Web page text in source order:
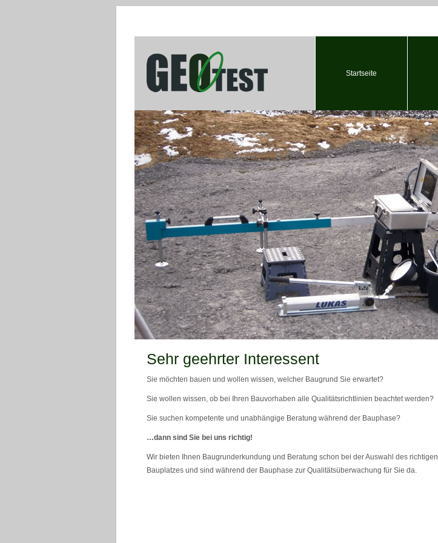
Startseite
Sehr geehrter Interessent
Sie möchten bauen und wollen wissen, welcher Baugrund Sie erwartet?
Sie wollen wissen, ob bei Ihren Bauvorhaben alle Qualitätsrichtlinien beachtet werden?
Sie suchen kompetente und unabhängige Beratung während der Bauphase?
…dann sind Sie bei uns richtig!
Wir bieten Ihnen Baugrunderkundung und Beratung schon bei der Auswahl des richtigen
Bauplatzes und sind während der Bauphase zur Qualitätsüberwachung für Sie da.